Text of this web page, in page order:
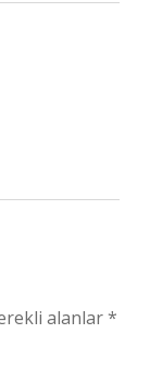
alanlar*